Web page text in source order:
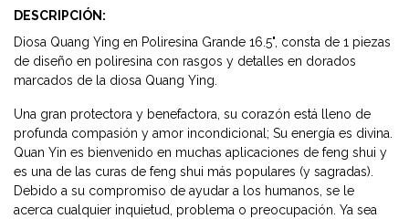
DESCRIPCIÓN:
Diosa Quang Ying en Poliresina Grande 16.5", consta de 1 piezas
de diseño en poliresina con rasgos y detalles en dorados
marcados de la diosa Quang Ying.
Una gran protectora y benefactora, su corazón está lleno de
profunda compasión y amor incondicional; Su energía es divina.
Quan Yin es bienvenido en muchas aplicaciones de feng shui y
es una de las curas de feng shui más populares (y sagradas).
Debido a su compromiso de ayudar a los humanos, se le
acerca cualquier inquietud, problema o preocupación. Ya sea